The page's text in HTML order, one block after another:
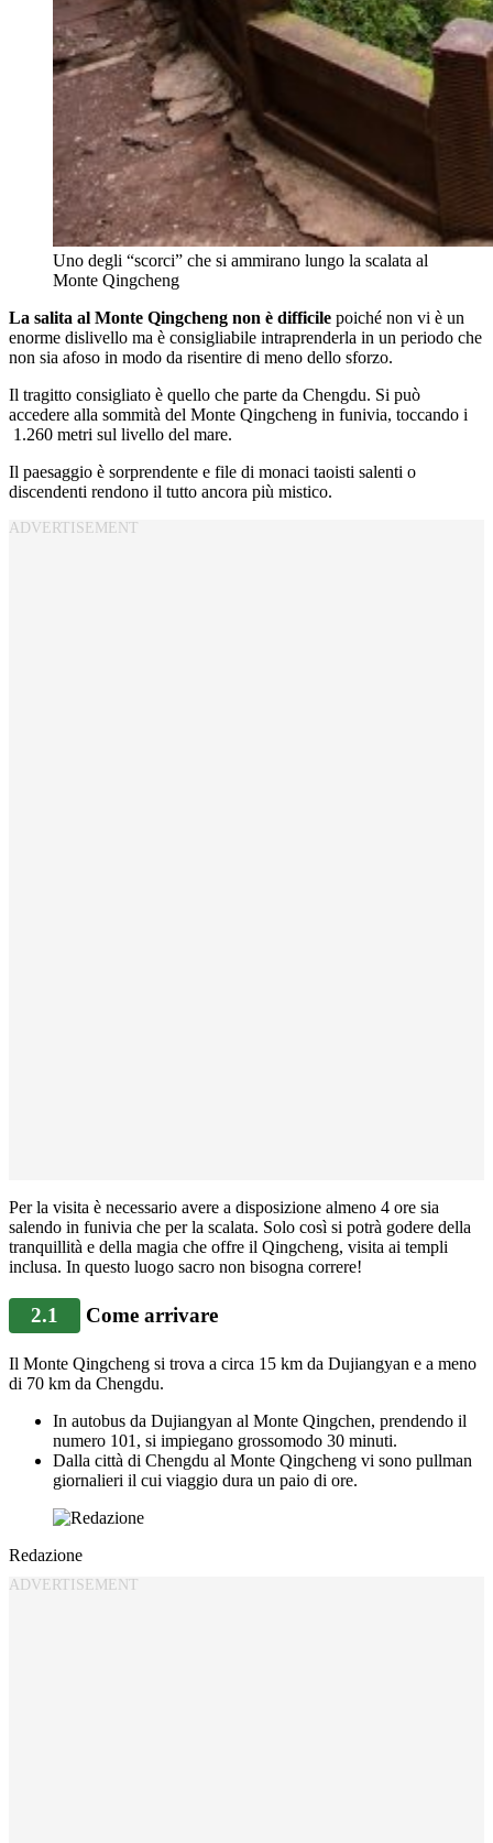
Uno degli “scorci” che si ammirano lungo la scalata al
Monte Qingcheng
La salita al Monte Qingcheng non è difficile poiché non vi è un
enorme dislivello ma è consigliabile intraprenderla in un periodo che
non sia afoso in modo da risentire di meno dello sforzo.
Il tragitto consigliato è quello che parte da Chengdu. Si può
accedere alla sommità del Monte Qingcheng in funivia, toccando i
1.260 metri sul livello del mare.
Il paesaggio è sorprendente e file di monaci taoisti salenti o
discendenti rendono il tutto ancora più mistico.
Per la visita è necessario avere a disposizione almeno 4 ore sia
salendo in funivia che per la scalata. Solo così si potrà godere della
tranquillità e della magia che offre il Qingcheng, visita ai templi
inclusa. In questo luogo sacro non bisogna correre!
2.1 Come arrivare
Il Monte Qingcheng si trova a circa 15 km da Dujiangyan e a meno
di 70 km da Chengdu.
In autobus da Dujiangyan al Monte Qingchen, prendendo il
numero 101, si impiegano grossomodo 30 minuti.
Dalla città di Chengdu al Monte Qingcheng vi sono pullman
giornalieri il cui viaggio dura un paio di ore.
Redazione